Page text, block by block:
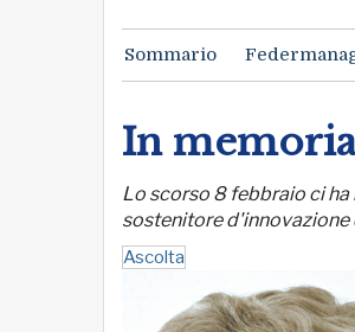
Sommario
In
Lo scorso 8 febbraio ci
sostenitore d'innovazione
Ascolta